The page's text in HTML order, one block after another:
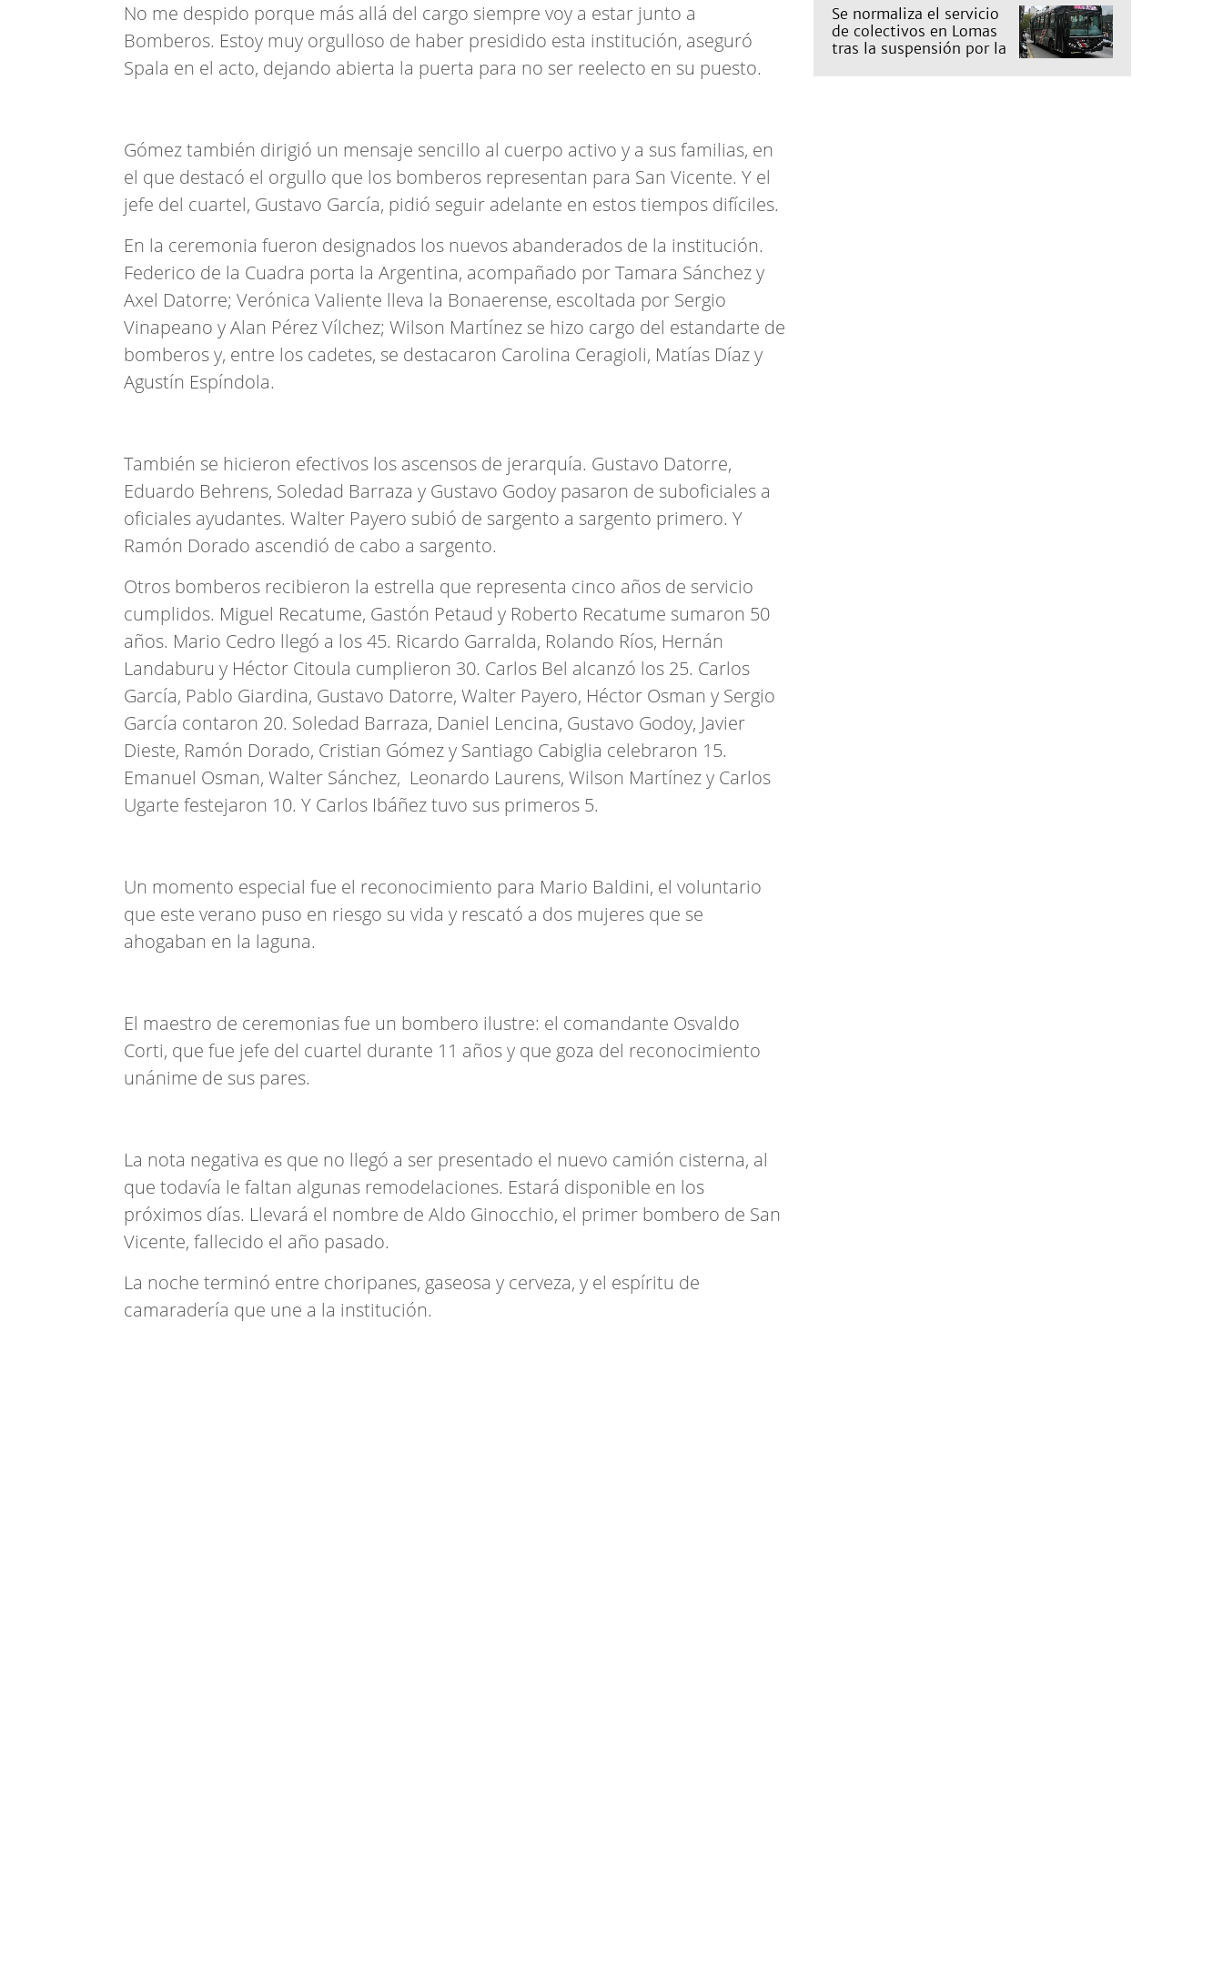
No me despido porque más allá del cargo siempre voy a estar junto a
Bomberos. Estoy muy orgulloso de haber presidido esta institución, aseguró
Spala en el acto, dejando abierta la puerta para no ser reelecto en su puesto.
Gómez también dirigió un mensaje sencillo al cuerpo activo y a sus familias, en
el que destacó el orgullo que los bomberos representan para San Vicente. Y el
jefe del cuartel, Gustavo García, pidió seguir adelante en estos tiempos difíciles.
En la ceremonia fueron designados los nuevos abanderados de la institución.
Federico de la Cuadra porta la Argentina, acompañado por Tamara Sánchez y
Axel Datorre; Verónica Valiente lleva la Bonaerense, escoltada por Sergio
Vinapeano y Alan Pérez Vílchez; Wilson Martínez se hizo cargo del estandarte de
bomberos y, entre los cadetes, se destacaron Carolina Ceragioli, Matías Díaz y
Agustín Espíndola.
También se hicieron efectivos los ascensos de jerarquía. Gustavo Datorre,
Eduardo Behrens, Soledad Barraza y Gustavo Godoy pasaron de suboficiales a
oficiales ayudantes. Walter Payero subió de sargento a sargento primero. Y
Ramón Dorado ascendió de cabo a sargento.
Otros bomberos recibieron la estrella que representa cinco años de servicio
cumplidos. Miguel Recatume, Gastón Petaud y Roberto Recatume sumaron 50
años. Mario Cedro llegó a los 45. Ricardo Garralda, Rolando Ríos, Hernán
Landaburu y Héctor Citoula cumplieron 30. Carlos Bel alcanzó los 25. Carlos
García, Pablo Giardina, Gustavo Datorre, Walter Payero, Héctor Osman y Sergio
García contaron 20. Soledad Barraza, Daniel Lencina, Gustavo Godoy, Javier
Dieste, Ramón Dorado, Cristian Gómez y Santiago Cabiglia celebraron 15.
Emanuel Osman, Walter Sánchez, Leonardo Laurens, Wilson Martínez y Carlos
Ugarte festejaron 10. Y Carlos Ibáñez tuvo sus primeros 5.
Un momento especial fue el reconocimiento para Mario Baldini, el voluntario
que este verano puso en riesgo su vida y rescató a dos mujeres que se
ahogaban en la laguna.
El maestro de ceremonias fue un bombero ilustre: el comandante Osvaldo
Corti, que fue jefe del cuartel durante 11 años y que goza del reconocimiento
unánime de sus pares.
La nota negativa es que no llegó a ser presentado el nuevo camión cisterna, al
que todavía le faltan algunas remodelaciones. Estará disponible en los
próximos días. Llevará el nombre de Aldo Ginocchio, el primer bombero de San
Vicente, fallecido el año pasado.
La noche terminó entre choripanes, gaseosa y cerveza, y el espíritu de
camaradería que une a la institución.
Se normaliza el servicio
de colectivos en Lomas
tras la suspensión por la